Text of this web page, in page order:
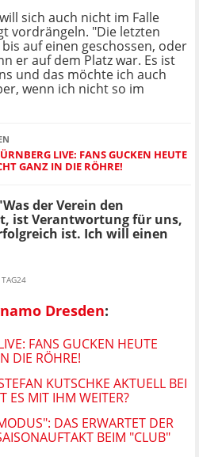
sich auch nicht im Falle
vordrängeln. "Die letzten
auf einen geschossen, oder
er auf dem Platz war. Es ist
und das möchte ich auch
wenn ich nicht so im
LIVE: FANS GUCKEN HEUTE
GANZ IN DIE RÖHRE!
der Verein den
ist Verantwortung für uns,
ist. Ich will einen
Dresden:
FANS GUCKEN HEUTE
DIE RÖHRE!
KUTSCHKE AKTUELL BEI
ES MIT IHM WEITER?
DAS ERWARTET DER
BEIM "CLUB"